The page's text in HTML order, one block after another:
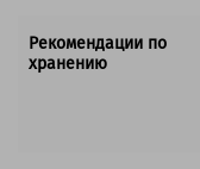
Рекомендации по
хранению